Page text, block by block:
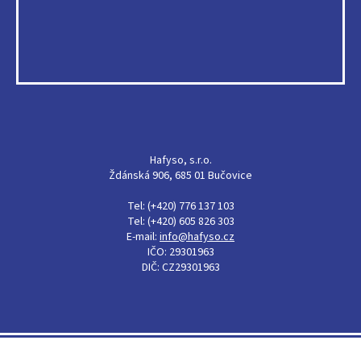
Hafyso, s.r.o.
Ždánská 906, 685 01 Bučovice
Tel: (+420) 776 137 103
Tel: (+420) 605 826 303
E-mail: info@hafyso.cz
IČO: 29301963
DIČ: CZ29301963